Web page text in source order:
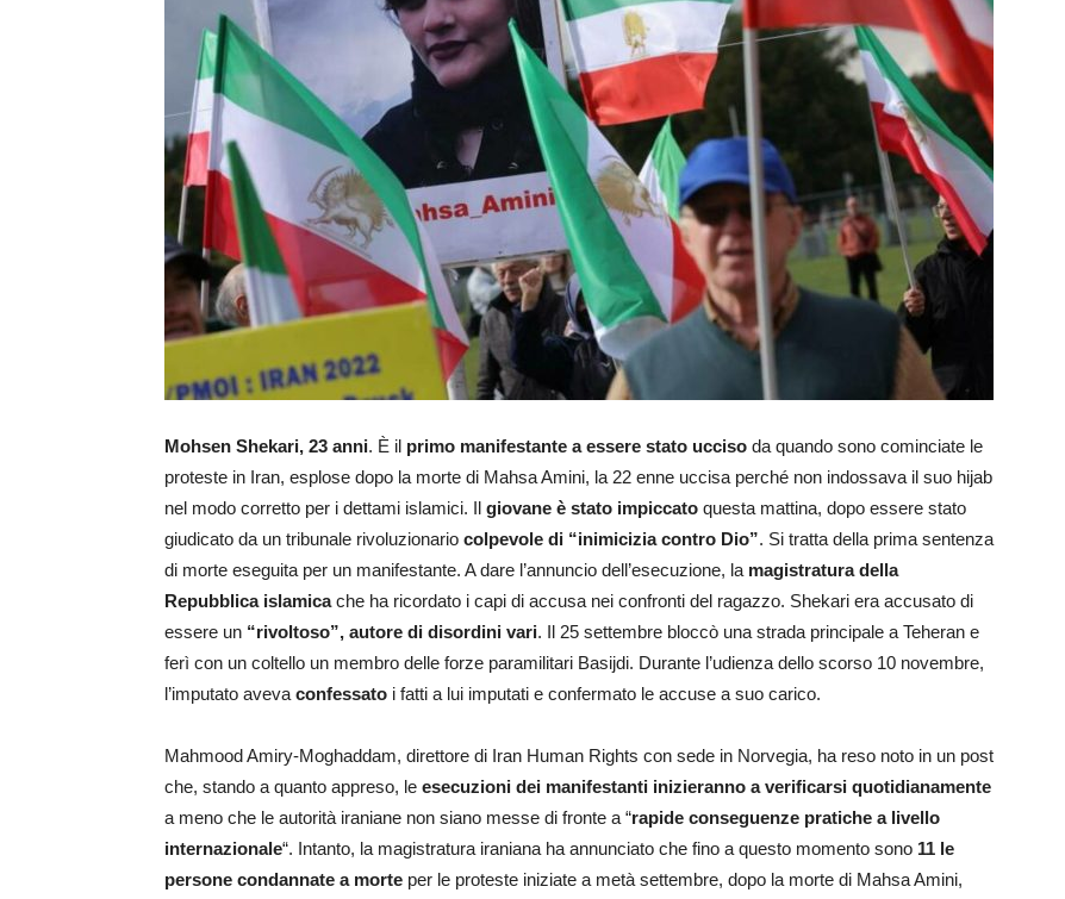
Mohsen Shekari, 23 anni. È il primo manifestante a essere stato ucciso da quando sono cominciate le
proteste in Iran, esplose dopo la morte di Mahsa Amini, la 22 enne uccisa perché non indossava il suo hijab
nel modo corretto per i dettami islamici. Il giovane è stato impiccato questa mattina, dopo essere stato
giudicato da un tribunale rivoluzionario colpevole di “inimicizia contro Dio”. Si tratta della prima sentenza
di morte eseguita per un manifestante. A dare l’annuncio dell’esecuzione, la magistratura della
Repubblica islamicache ha ricordato i capi di accusa nei confronti del ragazzo. Shekari era accusato di
essere un “rivoltoso”, autore di disordini vari. Il 25 settembre bloccò una strada principale a Teheran e
ferì con un coltello un membro delle forze paramilitari Basijdi. Durante l’udienza dello scorso 10 novembre,
l’imputato aveva confessato i fatti a lui imputati e confermato le accuse a suo carico.
Mahmood Amiry-Moghaddam, direttore di Iran Human Rights con sede in Norvegia, ha reso noto in un post
che, stando a quanto appreso, le esecuzioni dei manifestanti inizieranno a verificarsi quotidianamente
a meno che le autorità iraniane non siano messe di fronte a “rapide conseguenze pratiche a livello
internazionale“. Intanto, la magistratura iraniana ha annunciato che fino a questo momento sono 11 le
persone condannate a morte per le proteste iniziate a metà settembre, dopo la morte di Mahsa Amini,